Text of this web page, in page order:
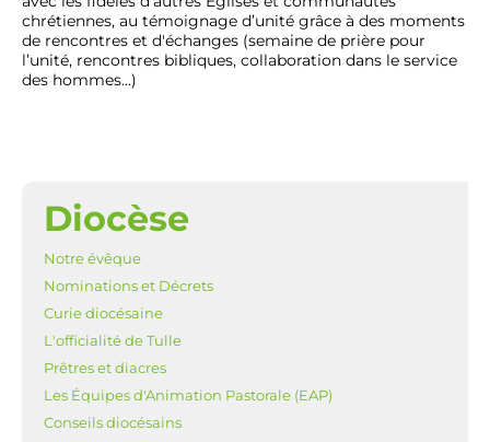
chrétiennes, au témoignage d’unité grâce à des moments
de rencontres et d'échanges (semaine de prière pour
l’unité, rencontres bibliques, collaboration dans le service
des hommes...)
NAVIGATION
Diocèse
Notre évêque
Nominations et Décrets
Curie diocésaine
L'officialité de Tulle
Prêtres et diacres
Les Équipes d'Animation Pastorale (EAP)
Conseils diocésains